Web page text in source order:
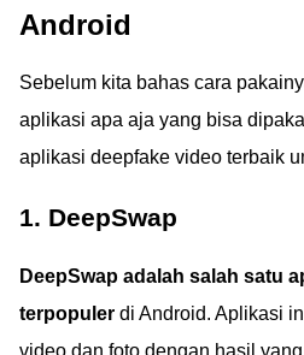
Android
Sebelum kita bahas cara
aplikasi apa aja yang bisa
aplikasi deepfake video terbaik
1. DeepSwap
DeepSwap adalah salah satu
terpopuler di Android. Aplikasi
video dan foto dengan hasil